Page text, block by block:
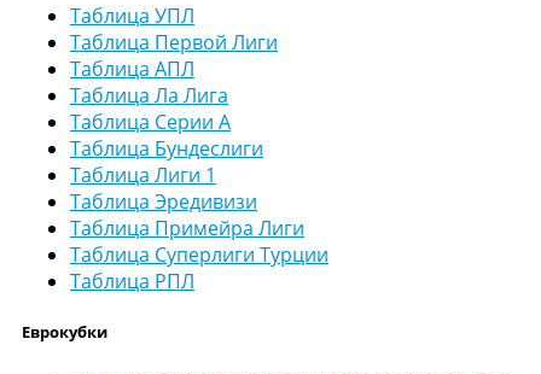
Таблица УПЛ
Таблица Первой Лиги
Таблица АПЛ
Таблица Ла Лига
Таблица Серии А
Таблица Бундеслиги
Таблица Лиги 1
Таблица Эредивизи
Таблица Примейра Лиги
Таблица Суперлиги Турции
Таблица РПЛ
Еврокубки